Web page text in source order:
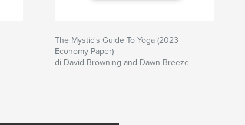
The Mystic's Guide To Yoga (2023
Economy Paper)
di David Browning and Dawn Breeze